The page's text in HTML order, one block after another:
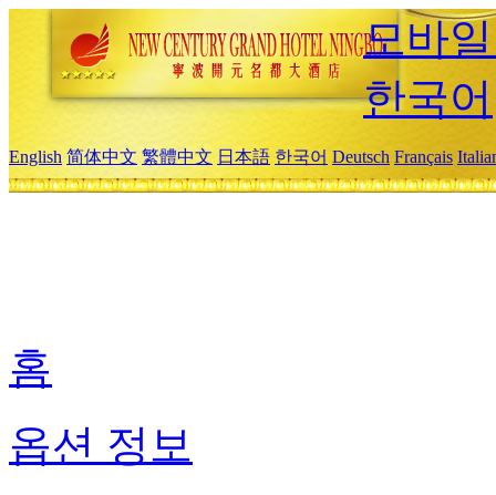
모바
한국어
English 简体中文 繁體中文 日本語 한국어 Deutsch Français
홈
옵션 정보